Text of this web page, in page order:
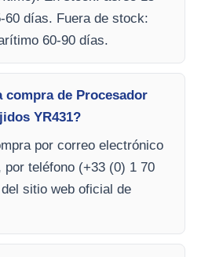
días. Fuera de stock:
60-90 días.
compra de Procesador
YR431?
por correo electrónico
por teléfono (+33 (0) 1 70
sitio web oficial de